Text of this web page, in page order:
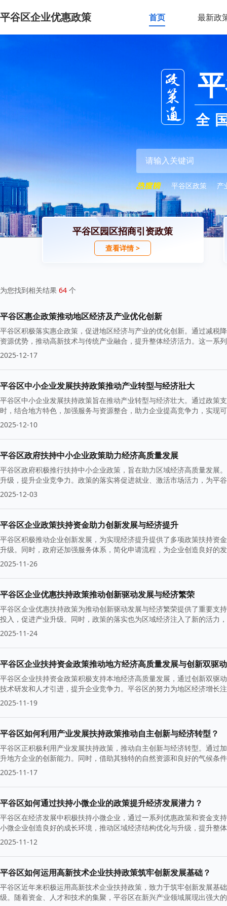
平谷区企业优惠政策 首页 最新政
全
平谷区政策 产
平谷区园区招商引资政策
查看详情 >
为您找到相关结果 64 个
平谷区惠企政策推动地区经济及产业优化创新
平谷区积极落实惠企政策，促进地区经济与产业的优化创新。通过减税
资源优势，推动高新技术与传统产业融合，提升整体经济活力。这一系
2025-12-17
平谷区中小企业发展扶持政策推动产业转型与经济壯大
平谷区中小企业发展扶持政策旨在推动产业转型与经济壮大。通过政策
时，结合地方特色，加强服务与资源整合，助力企业提高竞争力，实现
2025-12-10
平谷区政府扶持中小企业政策助力经济高质量发展
平谷区政府积极推行扶持中小企业政策，旨在助力区域经济高质量发展
升级，提升企业竞争力。政策的落实将促进就业、激活市场活力，为平
2025-12-03
平谷区企业政策扶持资金助力创新发展与经济提升
平谷区积极推动企业创新发展，为实现经济提升提供了多项政策扶持资
升级。同时，政府还加强服务体系，简化申请流程，为企业创造良好的
2025-11-26
平谷区企业优惠扶持政策推动创新驱动发展与经济繁荣
平谷区企业优惠扶持政策为推动创新驱动发展与经济繁荣提供了重要支
投入，促进产业升级。同时，政策的落实也为区域经济注入了新的活力
2025-11-24
平谷区企业扶持资金政策推动地方经济高质量发展与创新双驱动
平谷区企业扶持资金政策积极支持本地经济高质量发展，通过创新双驱
技术研发和人才引进，提升企业竞争力。平谷区的努力为地区经济增长
升级。
2025-11-19
平谷区如何利用产业发展扶持政策推动自主创新与经济转型？
平谷区正积极利用产业发展扶持政策，推动自主创新与经济转型。通过
升地方企业的创新能力。同时，借助其独特的自然资源和良好的气候条
2025-11-17
平谷区如何通过扶持小微企业的政策提升经济发展潜力？
平谷区在经济发展中积极扶持小微企业，通过一系列优惠政策和资金支
小微企业创造良好的成长环境，推动区域经济结构优化与升级，提升整
2025-11-12
平谷区如何运用高新技术企业扶持政策筑牢创新发展基础？
平谷区近年来积极运用高新技术企业扶持政策，致力于筑牢创新发展基
级。随着资金、人才和技术的集聚，平谷区在新兴产业领域展现出强大